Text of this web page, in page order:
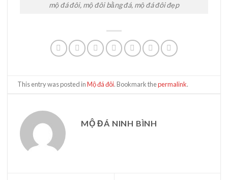
mộ đá đôi, mộ đôi bằng đá, mộ đá đôi đẹp
This entry was posted inMộ đá đôi. Bookmark thepermalink.
MỘ ĐÁ NINH BÌNH